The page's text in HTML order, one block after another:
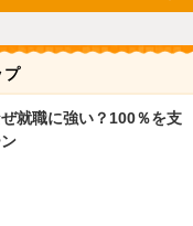
プ
就職に強い？100％を支